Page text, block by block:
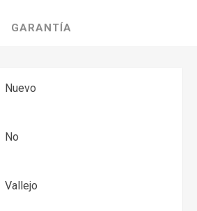
GARANTÍA
Nuevo
No
Vallejo